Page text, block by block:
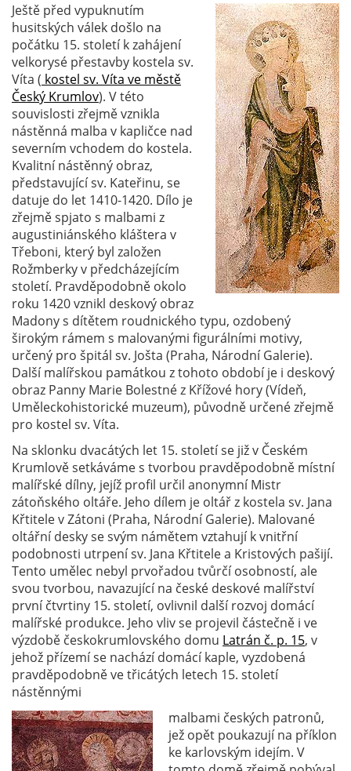
Ještě před vypuknutím
husitských válek došlo na
počátku 15. století k zahájení
velkorysé přestavby kostela sv.
Víta ( kostel sv. Víta ve městě
Český Krumlov). V této
souvislosti zřejmě vznikla
nástěnná malba v kapličce nad
severním vchodem do kostela.
Kvalitní nástěnný obraz,
představující sv. Kateřinu, se
datuje do let 1410-1420. Dílo je
zřejmě spjato s malbami z
augustiniánského kláštera v
Třeboni, který byl založen
Rožmberky v předcházejícím
století. Pravděpodobně okolo
roku 1420 vznikl deskový obraz
Madony s dítětem roudnického typu, ozdobený
širokým rámem s malovanými figurálními motivy,
určený pro špitál sv. Jošta (Praha, Národní Galerie).
Další malířskou památkou z tohoto období je i deskový
obraz Panny Marie Bolestné z Křížové hory (Vídeň,
Uměleckohistorické muzeum), původně určené zřejmě
pro kostel sv. Víta.
Na sklonku dvacátých let 15. století se již v Českém
Krumlově setkáváme s tvorbou pravděpodobně místní
malířské dílny, jejíž profil určil anonymní Mistr
zátoňského oltáře. Jeho dílem je oltář z kostela sv. Jana
Křtitele v Zátoni (Praha, Národní Galerie). Malované
oltářní desky se svým námětem vztahují k vnitřní
podobnosti utrpení sv. Jana Křtitele a Kristových pašijí.
Tento umělec nebyl prvořadou tvůrčí osobností, ale
svou tvorbou, navazující na české deskové malířství
první čtvrtiny 15. století, ovlivnil další rozvoj domácí
malířské produkce. Jeho vliv se projevil částečně i ve
výzdobě českokrumlovského domu Latrán č. p. 15, v
jehož přízemí se nachází domácí kaple, vyzdobená
pravděpodobně ve třicátých letech 15. století
nástěnnými
malbami českých patronů,
jež opět poukazují na příklon
ke karlovským idejím. V